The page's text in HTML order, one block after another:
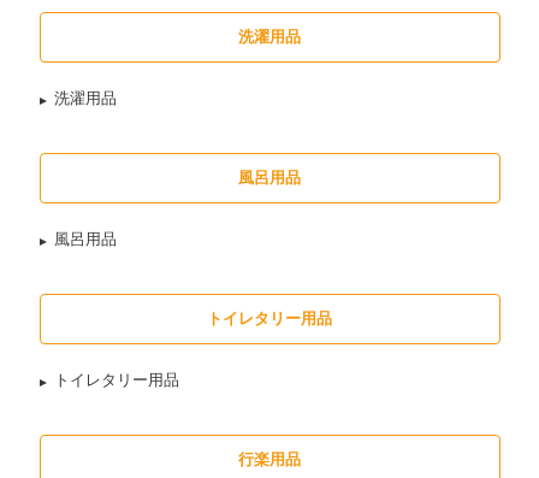
洗濯用品
洗濯用品
風呂用品
風呂用品
トイレタリー用品
トイレタリー用品
行楽用品